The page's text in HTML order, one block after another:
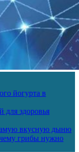
йогурта в
для здоровья
вкусную дыню
грибы нужно